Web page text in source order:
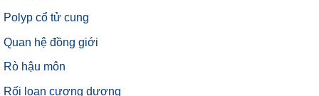
Polyp cổ tử cung
Quan hệ đồng giới
Rò hậu môn
Rối loạn cương dương